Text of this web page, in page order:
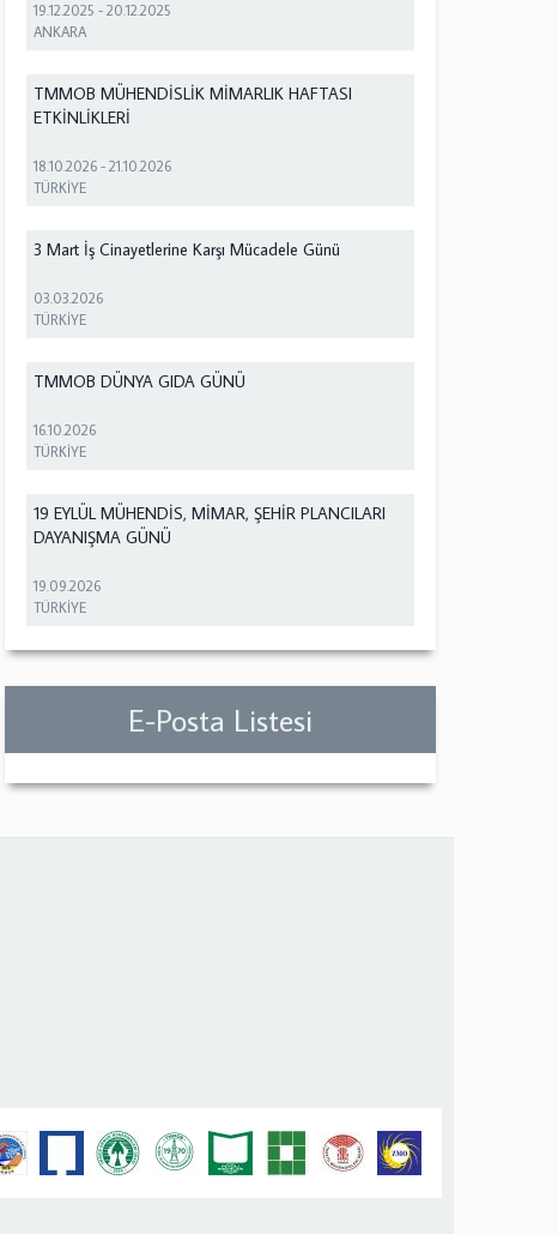
19.12.2025 -20.12.2025
ANKARA
TMMOB MÜHENDİSLİK MİMARLIK HAFTASI
ETKİNLİKLERİ
18.10.2026 -21.10.2026
TÜRKİYE
3 Mart İş Cinayetlerine Karşı Mücadele Günü
03.03.2026
TÜRKİYE
TMMOB DÜNYA GIDA GÜNÜ
16.10.2026
TÜRKİYE
19 EYLÜL MÜHENDİS, MİMAR, ŞEHİR PLANCILARI
DAYANIŞMA GÜNÜ
19.09.2026
TÜRKİYE
E-Posta Listesi